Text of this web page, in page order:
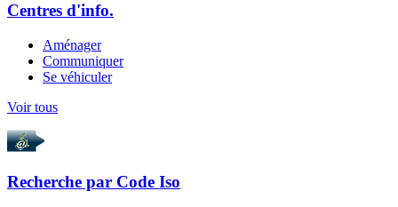
Centres d'info.
Aménager
Communiquer
Se véhiculer
Voir tous
Recherche par Code Iso